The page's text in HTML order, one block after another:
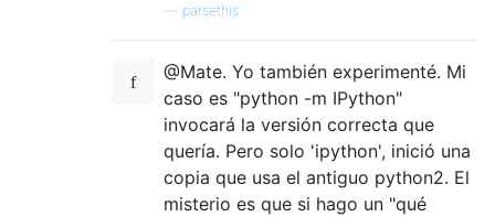
parsethis
@Mate. Yo también experimenté. Mi
caso es "python -m IPython"
invocará la versión correcta que
quería. Pero solo 'ipython', inició una
copia que usa el antiguo python2. El
misterio es que si hago un "qué